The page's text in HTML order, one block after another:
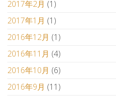
2017年2月 (1)
2017年1月 (1)
2016年12月 (1)
2016年11月 (4)
2016年10月 (6)
2016年9月 (11)